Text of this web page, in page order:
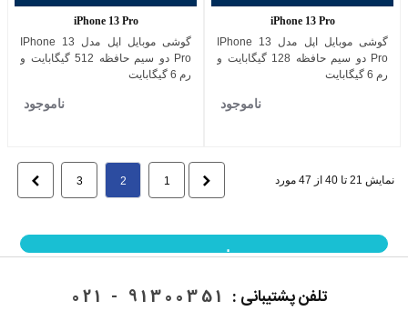
iPhone 13 Pro
گوشی موبایل اپل مدل IPhone 13
Pro دو سیم حافظه 128 گیگابایت و
رم 6 گیگابایت
ناموجود
iPhone 13 Pro
گوشی موبایل اپل مدل IPhone 13
Pro دو سیم حافظه 512 گیگابایت و
رم 6 گیگابایت
ناموجود
نمایش 21 تا 40 از 47 مورد 1
2
3
نمایش بیشتر
تلفن پشتیبانی : 91300351 - 021